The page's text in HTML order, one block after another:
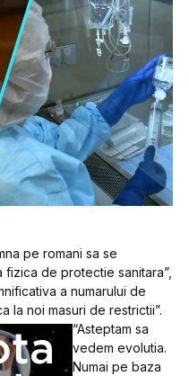
pe romani sa se
de protectie sanitara”,
a numarului de
la noi masuri de restrictii”.
“Asteptam sa
vedem evolutia.
Numai pe baza